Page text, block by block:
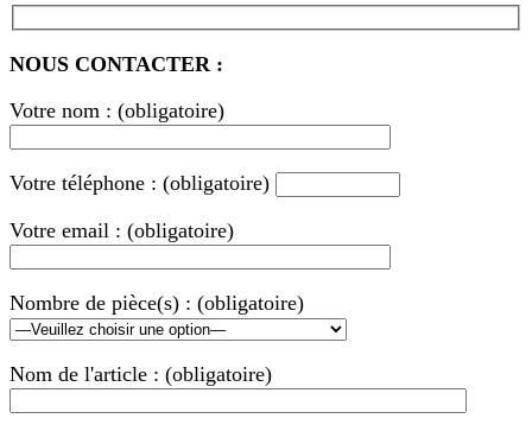
NOUS CONTACTER :
Votre nom : (obligatoire)
Votre téléphone : (obligatoire)
Votre email : (obligatoire)
Nombre de pièce(s) : (obligatoire)
Nom de l'article : (obligatoire)